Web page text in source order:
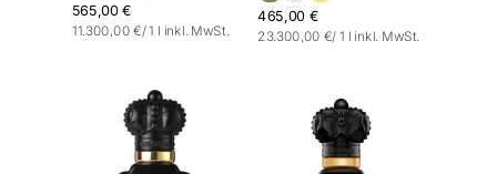
565,00 €
Stückpreis
11.300,00 €/
pro 1 l inkl. MwSt.
465,00 €
Stückpreis
23.300,00 €/
pro 1 l inkl. MwSt.